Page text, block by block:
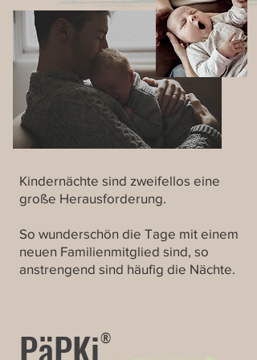
Kindernächte sind zweifellos eine
große Herausforderung.
So wunderschön die Tage mit einem
neuen Familienmitglied sind, so
anstrengend sind häufig die Nächte.
®